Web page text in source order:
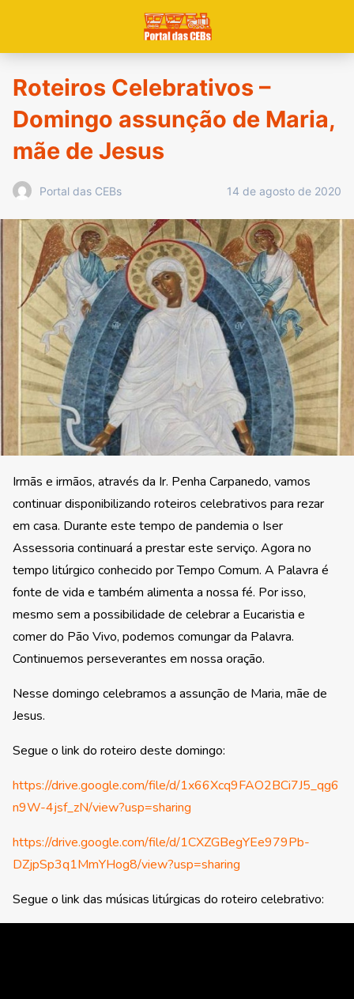
Roteiros Celebrativos –
Domingo assunção de Maria,
mãe de Jesus
Portal das CEBs 14 de agosto de 2020
Irmãs e irmãos, através da Ir. Penha Carpanedo, vamos
continuar disponibilizando roteiros celebrativos para rezar
em casa. Durante este tempo de pandemia o Iser
Assessoria continuará a prestar este serviço. Agora no
tempo litúrgico conhecido por Tempo Comum. A Palavra é
fonte de vida e também alimenta a nossa fé. Por isso,
mesmo sem a possibilidade de celebrar a Eucaristia e
comer do Pão Vivo, podemos comungar da Palavra.
Continuemos perseverantes em nossa oração.
Nesse domingo celebramos a assunção de Maria, mãe de
Jesus.
Segue o link do roteiro deste domingo:
https://drive.google.com/file/d/1x66Xcq9FAO2BCi7J5_qg6
n9W-4jsf_zN/view?usp=sharing
https://drive.google.com/file/d/1CXZGBegYEe979Pb-
DZjpSp3q1MmYHog8/view?usp=sharing
Segue o link das músicas litúrgicas do roteiro celebrativo: